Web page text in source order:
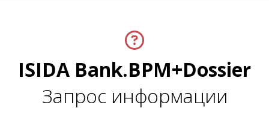
ISIDA Bank.BPM+Dossier
Запрос информации